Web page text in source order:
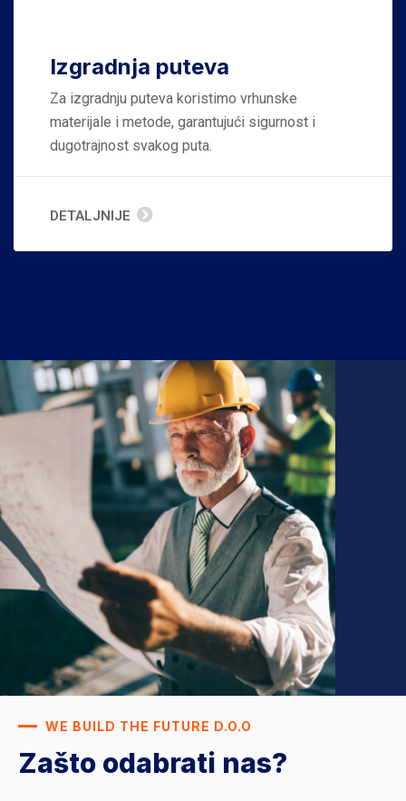
Izgradnja puteva
Za izgradnju puteva koristimo vrhunske
materijale i metode, garantujući sigurnost i
dugotrajnost svakog puta.
DETALJNIJE
WE BUILD THE FUTURE D.O.O
Zašto odabrati nas?